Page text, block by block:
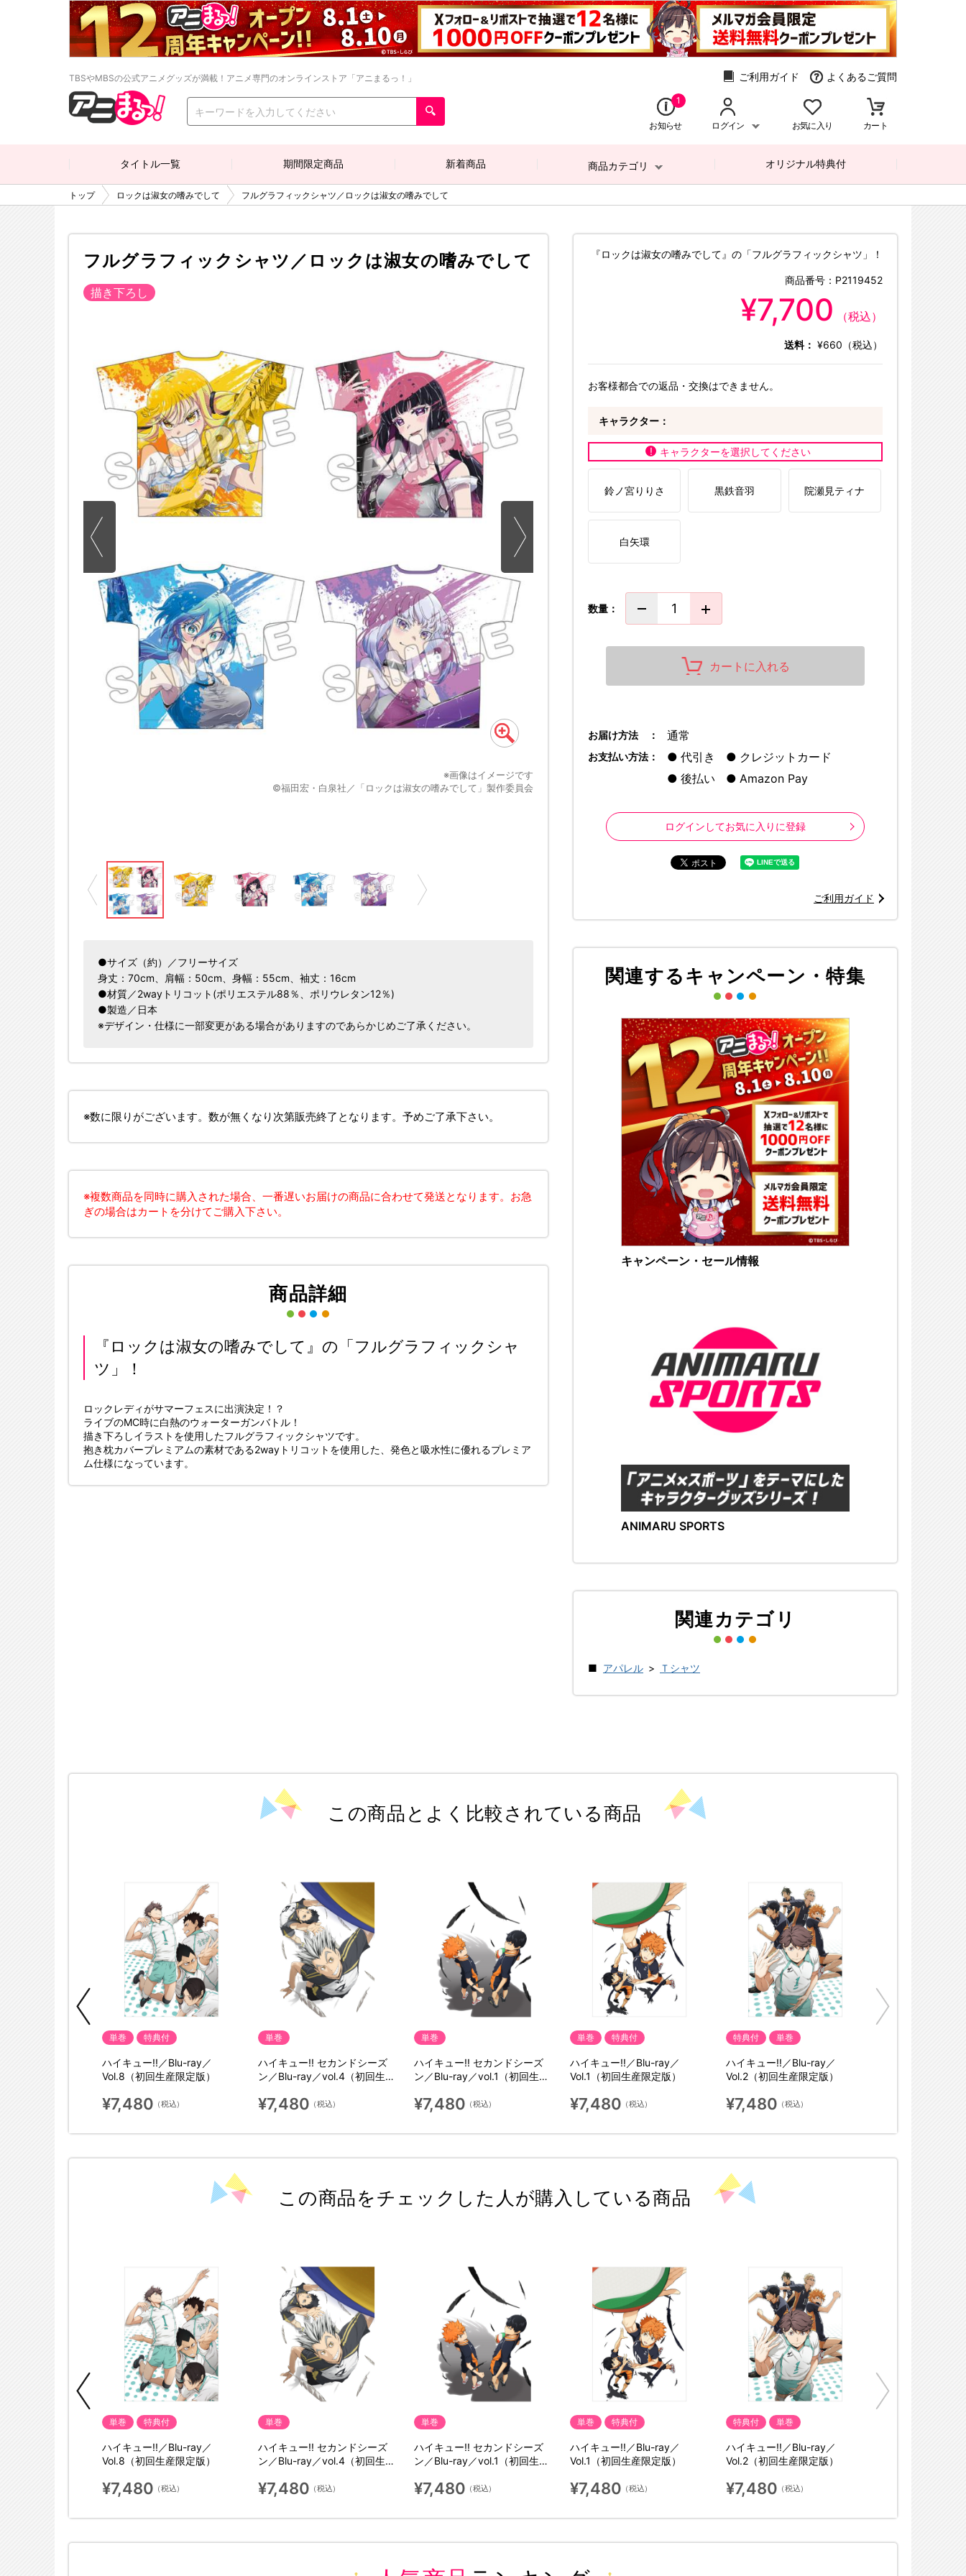
TBSやMBSの公式アニメグッズが満載！アニメ専門のオンラインストア「アニまるっ！」 ご利用ガイド よくあるご質問
1
お知らせ ログイン お気に入り カート
タイトル一覧 期間限定商品 新着商品 商品カテゴリ オリジナル特典付
トップ ロックは淑女の嗜みでして フルグラフィックシャツ／ロックは淑女の嗜みでして
フルグラフィックシャツ／ロックは淑女の嗜みでして
描き下ろし
※画像はイメージです
©福田宏・白泉社／「ロックは淑女の嗜みでして」製作委員会
©福田宏・白泉社／「ロックは淑女の嗜みでして」製作
●サイズ（約）／フリーサイズ
身丈：70cm、肩幅：50cm、身幅：55cm、袖丈：16cm
●材質／2wayトリコット(ポリエステル88％、ポリウレタン12％)
●製造／日本
※デザイン・仕様に一部変更がある場合がありますのであらかじめご了承ください。
※数に限りがございます。数が無くなり次第販売終了となります。予めご了承下さい。
※複数商品を同時に購入された場合、一番遅いお届けの商品に合わせて発送となります。お急
ぎの場合はカートを分けてご購入下さい。
商品詳細
『ロックは淑女の嗜みでして』の「フルグラフィックシャ
ツ」！
ロックレディがサマーフェスに出演決定！？
ライブのMC時に白熱のウォーターガンバトル！
描き下ろしイラストを使用したフルグラフィックシャツです。
抱き枕カバープレミアムの素材である2wayトリコットを使用した、発色と吸水性に優れるプレミア
ム仕様になっています。
『ロックは淑女の嗜みでして』の「フルグラフィックシャツ」！
商品番号： P2119452
¥7,700 （税込）
送料： ¥660（税込）
お客様都合での返品・交換はできません。
キャラクター：
キャラクターを選択してください
鈴ノ宮りりさ 黒鉄音羽 院瀬見ティナ
白矢環
数量：
カートに入れる
お届け方法 ： 通常
お支払い方法： 代引き
クレジットカード
後払い
Amazon Pay
ログインしてお気に入りに登録
ご利用ガイド
関連するキャンペーン・特集
キャンペーン・セール情報
ANIMARU SPORTS
関連カテゴリ
アパレル > Ｔシャツ
この商品とよく比較されている商品
単巻 特典付
ハイキュー!!／Blu-ray／
Vol.8（初回生産限定版）
¥7,480 （税込）
単巻
ハイキュー!! セカンドシーズ
ン／Blu-ray／vol.4（初回生産
¥7,480 （税込）
単巻
ハイキュー!! セカンドシーズ
ン／Blu-ray／vol.1（初回生産
¥7,480 （税込）
単巻 特典付
ハイキュー!!／Blu-ray／
Vol.1（初回生産限定版）
¥7,480 （税込）
特典付 単巻
ハイキュー!!／Blu-ray／
Vol.2（初回生産限定版）
¥7,480 （税込）
この商品をチェックした人が購入している商品
単巻 特典付
ハイキュー!!／Blu-ray／
Vol.8（初回生産限定版）
¥7,480 （税込）
単巻
ハイキュー!! セカンドシーズ
ン／Blu-ray／vol.4（初回生産
¥7,480 （税込）
単巻
ハイキュー!! セカンドシーズ
ン／Blu-ray／vol.1（初回生産
¥7,480 （税込）
単巻 特典付
ハイキュー!!／Blu-ray／
Vol.1（初回生産限定版）
¥7,480 （税込）
特典付 単巻
ハイキュー!!／Blu-ray／
Vol.2（初回生産限定版）
¥7,480 （税込）